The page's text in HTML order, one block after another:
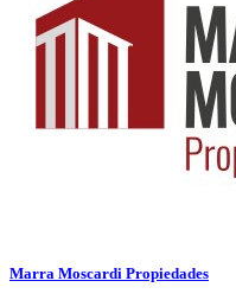
Marra Moscardi Propiedades